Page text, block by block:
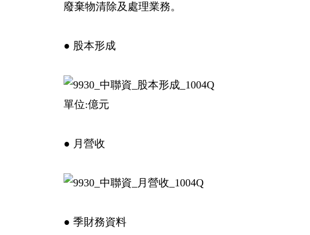
廢棄物清除及處理業務。
● 股本形成
單位:億元
● 月營收
● 季財務資料